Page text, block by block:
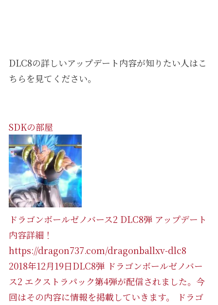
DLC8の詳しいアップデート内容が知りたい人はこ
ちらを見てください。
SDKの部屋
ドラゴンボールゼノバース2 DLC8弾 アップデート
内容詳細！
https://dragon737.com/dragonballxv-dlc8
2018年12月19日DLC8弾 ドラゴンボールゼノバー
ス2 エクストラパック第4弾が配信されました。今
回はその内容に情報を掲載していきます。 ドラゴ